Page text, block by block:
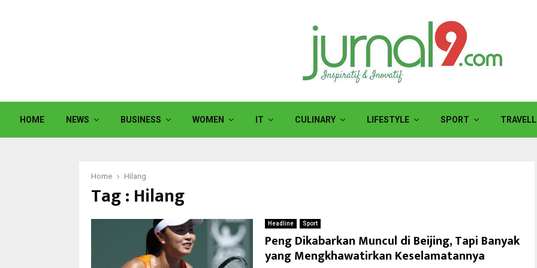
HOME NEWS BUSINESS WOMEN IT CULINARY LIFESTYLE SPORT
Home Hilang
Tag : Hilang
Headline Sport
Peng Dikabarkan Muncul di Beijing, Tapi Banyak
yang Mengkhawatirkan Keselamatannya